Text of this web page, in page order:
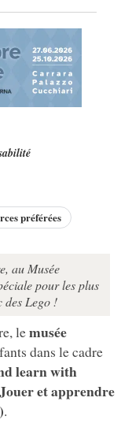
préférées
au Musée
pour les plus
des Lego !
lemusée
dans le cadre
learn with
et apprendre
.